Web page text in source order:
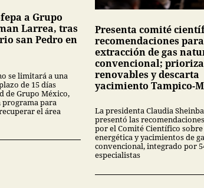
a Grupo
Larrea, tras
san Pedro en
se limitará a una
de 15 días
de Grupo México,
para
el área
Presenta comité
recomendaciones para
extracción de gas
convencional;
renovables y descarta
yacimiento Tampico-
La presidenta Claudia
presentó las
por el Comité Científico
energética y yacimientos de
convencional, integrado por
especialistas